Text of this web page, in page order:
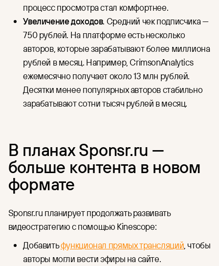
процесс просмотра стал комфортнее.
Увеличение доходов. Средний чек подписчика —
750 рублей. На платформе есть несколько
авторов, которые зарабатывают более миллиона
рублей в месяц. Например, CrimsonAnalytics
ежемесячно получает около 13 млн рублей.
Десятки менее популярных авторов стабильно
зарабатывают сотни тысяч рублей в месяц.
В планах Sponsr.ru —
больше контента в новом
формате
Sponsr.ru планирует продолжать развивать
видеостратегию с помощью Kinescope:
Добавитьфункционал прямых трансляций, чтобы
авторы могли вести эфиры на сайте.